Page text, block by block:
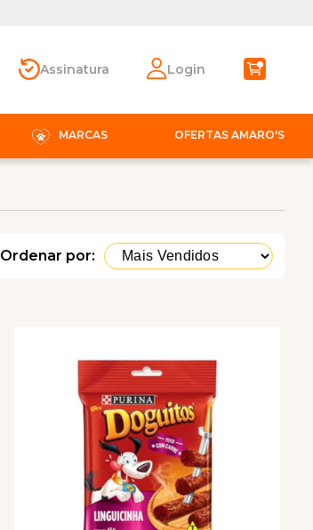
Assinatura Login
MARCAS OFERTAS AMARO'S
Ordenar por: